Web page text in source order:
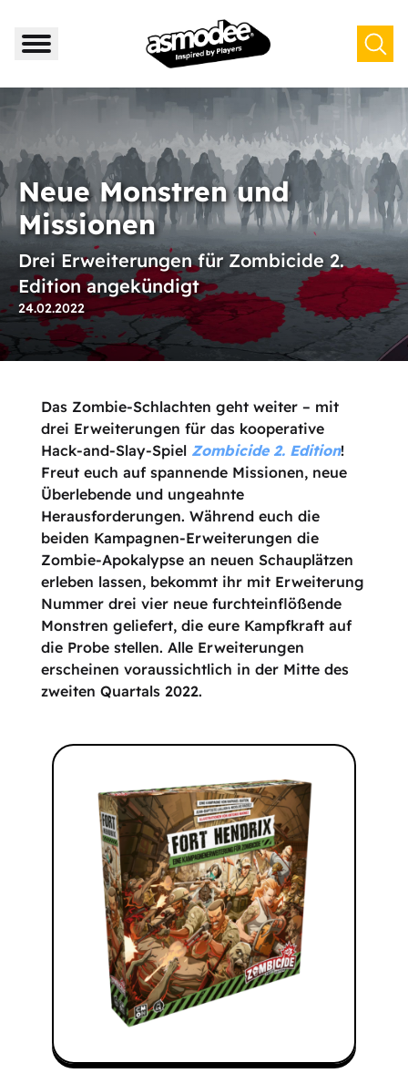
Neue Monstren und
Missionen
Drei Erweiterungen für Zombicide 2.
Edition angekündigt
24.02.2022
Das Zombie-Schlachten geht weiter – mit
drei Erweiterungen für das kooperative
Hack-and-Slay-Spiel Zombicide 2. Edition!
Freut euch auf spannende Missionen, neue
Überlebende und ungeahnte
Herausforderungen. Während euch die
beiden Kampagnen-Erweiterungen die
Zombie-Apokalypse an neuen Schauplätzen
erleben lassen, bekommt ihr mit Erweiterung
Nummer drei vier neue furchteinflößende
Monstren geliefert, die eure Kampfkraft auf
die Probe stellen. Alle Erweiterungen
erscheinen voraussichtlich in der Mitte des
zweiten Quartals 2022.